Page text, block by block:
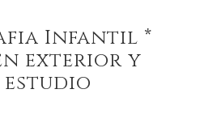
Infantil *
exterior y
estudio